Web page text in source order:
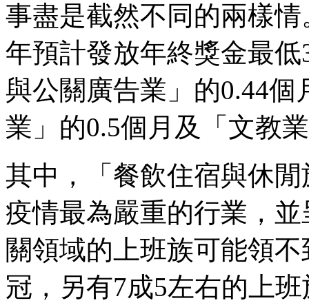
事盡是截然不同的兩樣
年預計發放年終獎金最
與公關廣告業」的0.44
業」的0.5個月及「文教
其中，「餐飲住宿與休
疫情最為嚴重的行業，
關領域的上班族可能領
冠，另有7成5左右的上